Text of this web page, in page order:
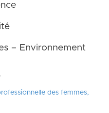
– Environnement
des femmes,